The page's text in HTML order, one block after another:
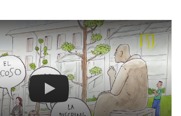
Protocolo MAAD para casos de